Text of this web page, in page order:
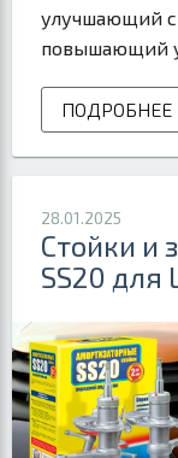
улучшающий
повышающий
ПОДРОБНЕЕ
28.01.2025
Стойки и
SS20 для